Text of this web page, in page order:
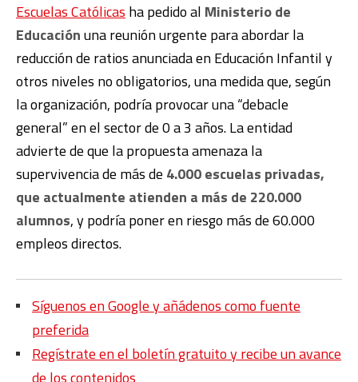
Escuelas Católicasha pedido al Ministerio de
Educaciónuna reunión urgente para abordar la
reducción de ratios anunciada en Educación Infantil y
otros niveles no obligatorios, una medida que, según
la organización, podría provocar una “debacle
general” en el sector de 0 a 3 años. La entidad
advierte de que la propuesta amenaza la
supervivencia de más de 4.000 escuelas privadas,
que actualmente atienden a más de 220.000
alumnos, y podría poner en riesgo más de 60.000
empleos directos.
Síguenos en Google y añádenos como fuente
preferida
Regístrate en el boletín gratuito y recibe un avance